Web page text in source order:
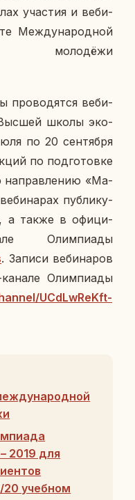
уча­стия и ве­би­
Меж­ду­на­род­ной
про­во­дят­ся ве­би­
школы эко­
по 20 сен­тяб­ря
по под­го­тов­ке
на­прав­ле­нию «Ма­
пуб­ли­ку­
а также в офи­ци­
Олим­пи­а­ды
. Записи ве­би­на­ров
Олим­пи­а­ды
UCdLwReKft-
2019 для
20 учебном